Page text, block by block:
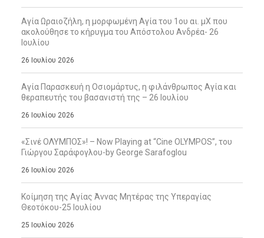
Αγία Ωραιοζήλη, η μορφωμένη Αγία του 1ου αι. μΧ που
ακολούθησε το κήρυγμα του Απόστολου Ανδρέα- 26
Ιουλίου
26 Ιουλίου 2026
Αγία Παρασκευή η Οσιομάρτυς, η φιλάνθρωπος Αγία και
θεραπευτής του βασανιστή της – 26 Ιουλίου
26 Ιουλίου 2026
«Σινέ ΟΛΥΜΠΟΣ»! – Now Playing at “Cine OLYMPOS”, του
Γιώργου Σαράφογλου-by George Sarafoglou
26 Ιουλίου 2026
Κοίμηση της Αγίας Άννας Μητέρας της Υπεραγίας
Θεοτόκου-25 Ιουλίου
25 Ιουλίου 2026